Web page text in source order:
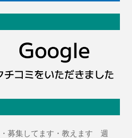
募集してます・教えます 週